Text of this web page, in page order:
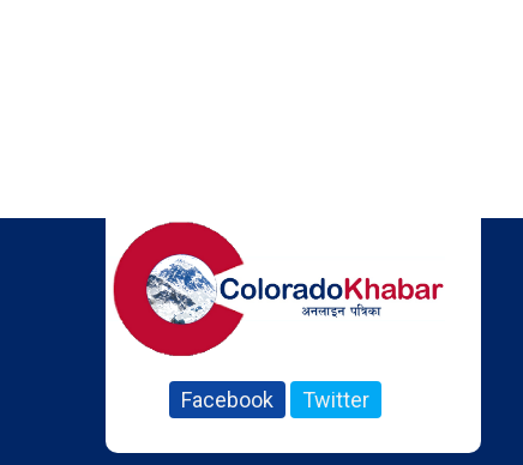
Facebook Twitter